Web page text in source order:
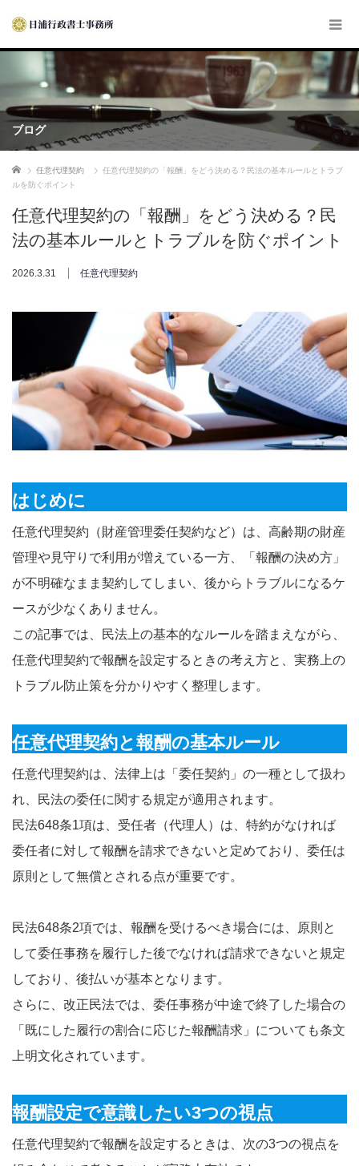
ブログ
ホーム 任意代理契約
任意代理契約の「報酬」をどう決める？民法の基本ルールとトラブ
ルを防ぐポイント
任意代理契約の「報酬」をどう決める？民
法の基本ルールとトラブルを防ぐポイント
2026.3.31 任意代理契約
はじめに
任意代理契約（財産管理委任契約など）は、高齢期の財産
管理や見守りで利用が増えている一方、「報酬の決め方」
が不明確なまま契約してしまい、後からトラブルになるケ
ースが少なくありません。
この記事では、民法上の基本的なルールを踏まえながら、
任意代理契約で報酬を設定するときの考え方と、実務上の
トラブル防止策を分かりやすく整理します。
任意代理契約と報酬の基本ルール
任意代理契約は、法律上は「委任契約」の一種として扱わ
れ、民法の委任に関する規定が適用されます。
民法648条1項は、受任者（代理人）は、特約がなければ
委任者に対して報酬を請求できないと定めており、委任は
原則として無償とされる点が重要です。
民法648条2項では、報酬を受けるべき場合には、原則と
して委任事務を履行した後でなければ請求できないと規定
しており、後払いが基本となります。
さらに、改正民法では、委任事務が中途で終了した場合の
「既にした履行の割合に応じた報酬請求」についても条文
上明文化されています。
報酬設定で意識したい3つの視点
任意代理契約で報酬を設定するときは、次の3つの視点を